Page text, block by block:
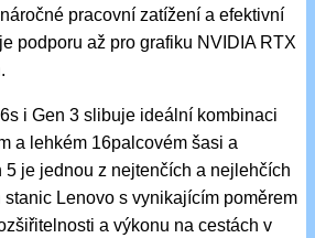
pracovní zatížení a efektivní
podporu až pro grafiku NVIDIA RTX
i Gen 3 slibuje ideální kombinaci
a lehkém 16palcovém šasi a
je jednou z nejtenčích a nejlehčích
Lenovo s vynikajícím poměrem
a výkonu na cestách v